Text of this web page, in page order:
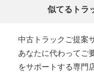
似てるトラ
中古トラックご提案
あなたに代わってご
をサポートする専門